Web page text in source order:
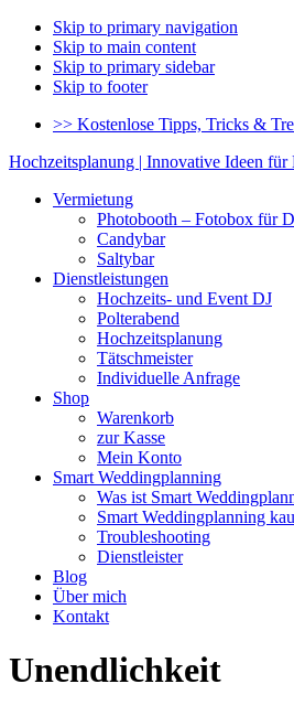
Skip to primary navigation
Skip to main content
Skip to primary sidebar
Skip to footer
>> Kostenlose Tipps, Tricks &
Hochzeitsplanung | Innovative Ideen für
Vermietung
Photobooth – Fotobox für
Candybar
Saltybar
Dienstleistungen
Hochzeits- und Event DJ
Polterabend
Hochzeitsplanung
Tätschmeister
Individuelle Anfrage
Shop
Warenkorb
zur Kasse
Mein Konto
Smart Weddingplanning
Was ist Smart
Smart Weddingplanning
Troubleshooting
Dienstleister
Blog
Über mich
Kontakt
Unendlichkeit